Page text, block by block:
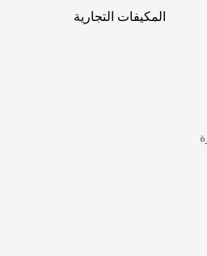
المكيفات التجارية